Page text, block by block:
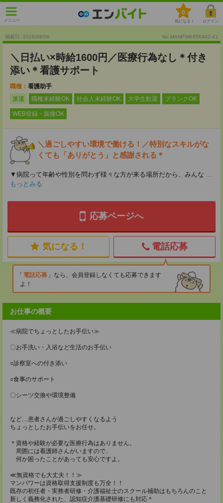
メニュー
0
気になる！ ログイン
掲載日 :2026/08/06 No.MANPWK856442-41
＼日払い×時給1600円／医療行為なし＊付き
添い＊看護サポート
職種： 看護助手
派遣
職種未経験OK 社会人未経験OK 大学生歓迎 ブランクOK
WEB登録・面接OK
＼過ごしやすい環境で働ける！／特別なスキルがな
くても「ありがとう」と感謝される＊
▼病院って年齢や性別を問わず様々な方が来る場所だから、みんな ...
もっとみる
応募ページへ
気になる！ 電話応募
電話応募
なら、会員登録しなくても応募できます
よ！
お仕事の概要
≪病院でちょっとしたお手伝い≫
〇お手洗い・入浴など生活のお手伝い
○診察室への付き添い
○食事のサポート
〇シーツ交換や環境整備
など…患者さんが過ごしやすくなるよう
ちょっとしたお手伝いをお任せ。
＊資格や経験が必要な医療行為はありません。
周囲には看護師さんがいますので、
何か困ったことがあっても安心ですよ。
≪無資格でも大丈夫！！≫
マンパワーは資格取得支援制度も万全！！
既存の初任者・実務者研修・介護福祉士のスクール補助はもちろんのこと
新しく義務化された、認知症介護基礎研修にも対応＊